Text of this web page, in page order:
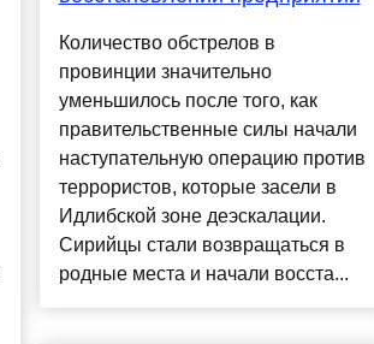
Количество обстрелов в
провинции значительно
уменьшилось после того, как
правительственные силы начали
наступательную операцию против
террористов, которые засели в
Идлибской зоне деэскалации.
Сирийцы стали возвращаться в
родные места и начали восста...